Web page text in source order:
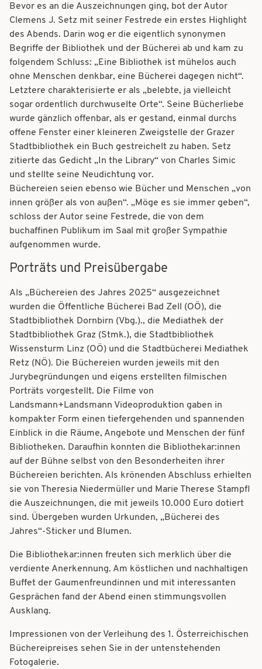
Bevor es an die Auszeichnungen ging, bot der Autor
Clemens J. Setz mit seiner Festrede ein erstes Highlight
des Abends. Darin wog er die eigentlich synonymen
Begriffe der Bibliothek und der Bücherei ab und kam zu
folgendem Schluss: „Eine Bibliothek ist mühelos auch
ohne Menschen denkbar, eine Bücherei dagegen nicht“.
Letztere charakterisierte er als „belebte, ja vielleicht
sogar ordentlich durchwuselte Orte“. Seine Bücherliebe
wurde gänzlich offenbar, als er gestand, einmal durchs
offene Fenster einer kleineren Zweigstelle der Grazer
Stadtbibliothek ein Buch gestreichelt zu haben. Setz
zitierte das Gedicht „In the Library“ von Charles Simic
und stellte seine Neudichtung vor.
Büchereien seien ebenso wie Bücher und Menschen „von
innen größer als von außen“. „Möge es sie immer geben“,
schloss der Autor seine Festrede, die von dem
buchaffinen Publikum im Saal mit großer Sympathie
aufgenommen wurde.
Porträts und Preisübergabe
Als „Büchereien des Jahres 2025“ ausgezeichnet
wurden die Öffentliche Bücherei Bad Zell (OÖ), die
Stadtbibliothek Dornbirn (Vbg.)., die Mediathek der
Stadtbibliothek Graz (Stmk.), die Stadtbibliothek
Wissensturm Linz (OÖ) und die Stadtbücherei Mediathek
Retz (NÖ). Die Büchereien wurden jeweils mit den
Jurybegründungen und eigens erstellten filmischen
Porträts vorgestellt. Die Filme von
Landsmann+Landsmann Videoproduktion gaben in
kompakter Form einen tiefergehenden und spannenden
Einblick in die Räume, Angebote und Menschen der fünf
Bibliotheken. Daraufhin konnten die Bibliothekar:innen
auf der Bühne selbst von den Besonderheiten ihrer
Büchereien berichten. Als krönenden Abschluss erhielten
sie von Theresia Niedermüller und Marie Therese Stampfl
die Auszeichnungen, die mit jeweils 10.000 Euro dotiert
sind. Übergeben wurden Urkunden, „Bücherei des
Jahres“-Sticker und Blumen.
Die Bibliothekar:innen freuten sich merklich über die
verdiente Anerkennung. Am köstlichen und nachhaltigen
Buffet der Gaumenfreundinnen und mit interessanten
Gesprächen fand der Abend einen stimmungsvollen
Ausklang.
Impressionen von der Verleihung des 1. Österreichischen
Büchereipreises sehen Sie in der untenstehenden
Fotogalerie.